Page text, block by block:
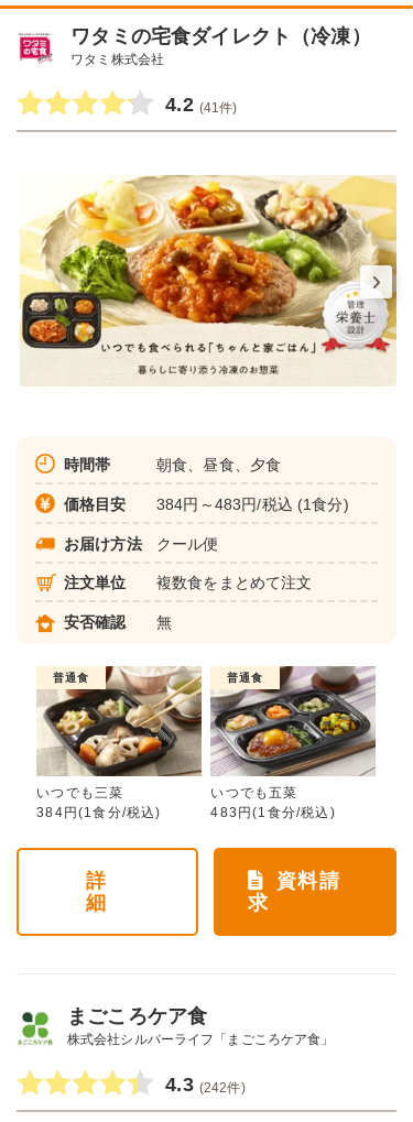
ワタミの宅食ダイレクト（冷凍）
ワタミ株式会社
4.2 (41件)
時間帯 朝食、昼食、夕食
価格目安 384円～483円/税込 (1食分)
お届け方法 クール便
注文単位 複数食をまとめて注文
安否確認 無
普通食
いつでも三菜
384円(1食分/税込)
普通食
いつでも五菜
483円(1食分/税込)
詳
細
資料請
求
まごころケア食
株式会社シルバーライフ「まごころケア食」
4.3 (242件)